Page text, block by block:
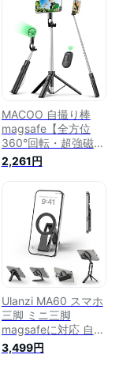
三脚用アクセサリー
Phone 14/13/12また
他のAndroidスマホ
に対応 磁気リング付
MACOO 自撮り棒
magsafe【全方位
360°回転・超強磁
力】スマホスタンド
三脚 スマホ 磁気リ
iphone&android対応
携帯スタンド 折りた
たみ式 最大130cmま
で セルカ棒 磁気マ
グネット式 コンパク
ト 軽量 selfie stick
1/4ネジ内蔵 カメラ
用三脚 遠隔リモコン
旅行/セルフィー/撮
影録画/生ライブなど
に最適 母の日 父の
日ギフト
2,261円
Ulanzi MA60 スマホ
三脚 ミニ三脚
magsafeに対応 自撮
り棒 スマホスタンド
ミニ携帯スタンド 携
3,499円